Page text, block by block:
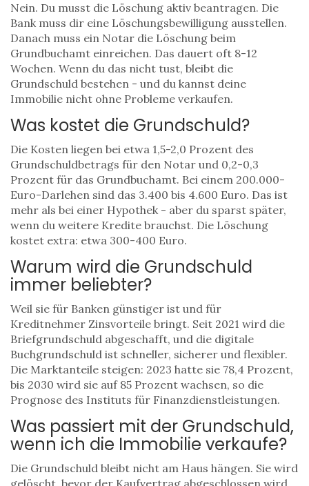
Nein. Du musst die Löschung aktiv beantragen. Die
Bank muss dir eine Löschungsbewilligung ausstellen.
Danach muss ein Notar die Löschung beim
Grundbuchamt einreichen. Das dauert oft 8-12
Wochen. Wenn du das nicht tust, bleibt die
Grundschuld bestehen - und du kannst deine
Immobilie nicht ohne Probleme verkaufen.
Was kostet die Grundschuld?
Die Kosten liegen bei etwa 1,5-2,0 Prozent des
Grundschuldbetrags für den Notar und 0,2-0,3
Prozent für das Grundbuchamt. Bei einem 200.000-
Euro-Darlehen sind das 3.400 bis 4.600 Euro. Das ist
mehr als bei einer Hypothek - aber du sparst später,
wenn du weitere Kredite brauchst. Die Löschung
kostet extra: etwa 300-400 Euro.
Warum wird die Grundschuld
immer beliebter?
Weil sie für Banken günstiger ist und für
Kreditnehmer Zinsvorteile bringt. Seit 2021 wird die
Briefgrundschuld abgeschafft, und die digitale
Buchgrundschuld ist schneller, sicherer und flexibler.
Die Marktanteile steigen: 2023 hatte sie 78,4 Prozent,
bis 2030 wird sie auf 85 Prozent wachsen, so die
Prognose des Instituts für Finanzdienstleistungen.
Was passiert mit der Grundschuld,
wenn ich die Immobilie verkaufe?
Die Grundschuld bleibt nicht am Haus hängen. Sie wird